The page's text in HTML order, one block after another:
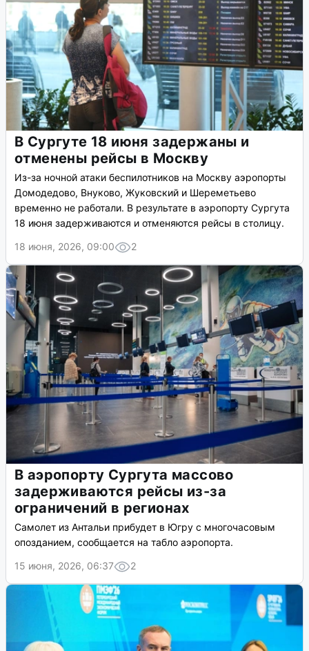
В Сургуте 18 июня задержаны и
отменены рейсы в Москву
Из-за ночной атаки беспилотников на Москву аэропорты
Домодедово, Внуково, Жуковский и Шереметьево
временно не работали. В результате в аэропорту Сургута
18 июня задерживаются и отменяются рейсы в столицу.
18 июня, 2026, 09:00
2
В аэропорту Сургута массово
задерживаются рейсы из-за
ограничений в регионах
Самолет из Антальи прибудет в Югру с многочасовым
опозданием, сообщается на табло аэропорта.
15 июня, 2026, 06:37
2